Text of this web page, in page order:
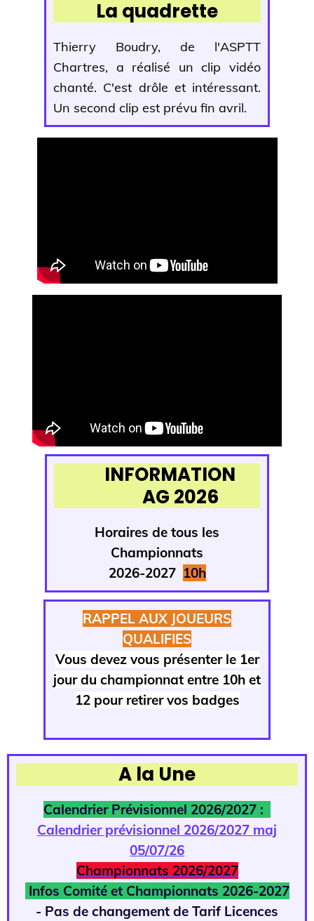
La quadrette
Thierry Boudry, de l'ASPTT
Chartres, a réalisé un clip vidéo
chanté. C'est drôle et intéressant.
Un second clip est prévu fin avril.
INFORMATION
AG 2026
Horaires de tous les
Championnats
2026-2027 10h
RAPPEL AUX JOUEURS
QUALIFIES
Vous devez vous présenter le 1er
jour du championnat entre 10h et
12 pour retirer vos badges
A la Une
Calendrier Prévisionnel 2026/2027 :
Calendrier prévisionnel 2026/2027 maj
05/07/26
Championnats 2026/2027
Infos Comité et Championnats 2026-2027
- Pas de changement de Tarif Licences